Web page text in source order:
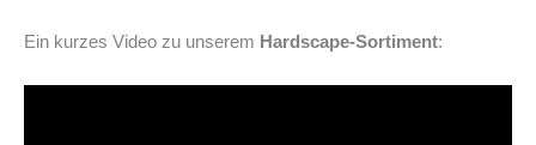
Ein kurzes Video zu unserem Hardscape-Sortiment: